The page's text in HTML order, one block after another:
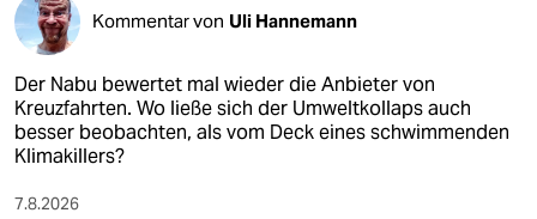
Kommentar von Uli Hannemann
Der Nabu bewertet mal wieder die Anbieter von
Kreuzfahrten. Wo ließe sich der Umweltkollaps auch
besser beobachten, als vom Deck eines schwimmenden
Klimakillers?
7.8.2026